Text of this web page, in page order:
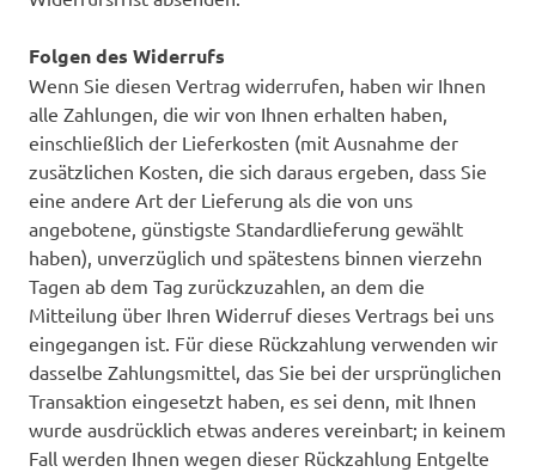
Folgen des Widerrufs
Wenn Sie diesen Vertrag widerrufen, haben wir Ihnen
alle Zahlungen, die wir von Ihnen erhalten haben,
einschließlich der Lieferkosten (mit Ausnahme der
zusätzlichen Kosten, die sich daraus ergeben, dass Sie
eine andere Art der Lieferung als die von uns
angebotene, günstigste Standardlieferung gewählt
haben), unverzüglich und spätestens binnen vierzehn
Tagen ab dem Tag zurückzuzahlen, an dem die
Mitteilung über Ihren Widerruf dieses Vertrags bei uns
eingegangen ist. Für diese Rückzahlung verwenden wir
dasselbe Zahlungsmittel, das Sie bei der ursprünglichen
Transaktion eingesetzt haben, es sei denn, mit Ihnen
wurde ausdrücklich etwas anderes vereinbart; in keinem
Fall werden Ihnen wegen dieser Rückzahlung Entgelte